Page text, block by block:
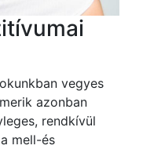
vegyes
azonban
rendkívül
mell-és